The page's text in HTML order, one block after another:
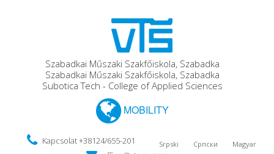
Szabadkai Műszaki Szakfőiskola, Szabadka
Szabadkai Műszaki Szakfőiskola, Szabadka
Subotica Tech - College of Applied Sciences
MOBILITY
Srpski Српски Magyar
Kapcsolat +38124/655-201